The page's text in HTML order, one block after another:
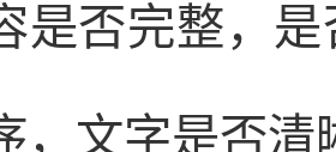
是否完整，
，文字是否清